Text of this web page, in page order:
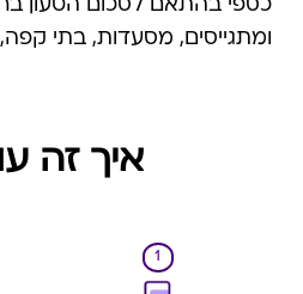
כספי בהתאם לסכום הטעון
ומתגייסים, מסעדות, בתי
קארד הוא רב פעמי עד סיום
איך זה
1